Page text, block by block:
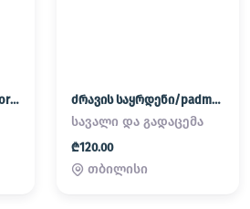
ამორტიზატორები/amortizatorebi ძრავის საყრდენი/padmatornebi
სავალი და გადაცემა
₾120.00
თბილისი